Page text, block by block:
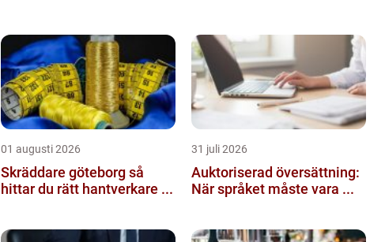
01 augusti 2026
Skräddare göteborg så
hittar du rätt hantverkare ...
31 juli 2026
Auktoriserad översättning:
När språket måste vara ...